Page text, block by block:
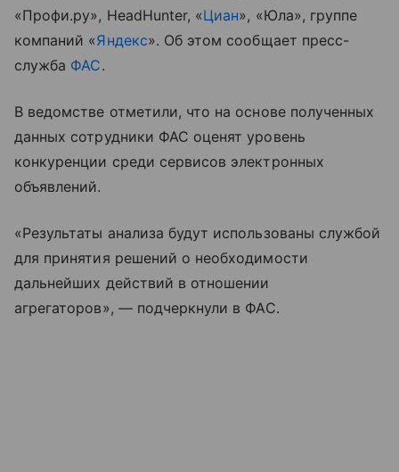
«Профи.ру», HeadHunter, «Циан», «Юла», группе
компаний «Яндекс». Об этом сообщает пресс-
служба ФАС.
В ведомстве отметили, что на основе полученных
данных сотрудники ФАС оценят уровень
конкуренции среди сервисов электронных
объявлений.
«Результаты анализа будут использованы службой
для принятия решений о необходимости
дальнейших действий в отношении
агрегаторов», — подчеркнули в ФАС.